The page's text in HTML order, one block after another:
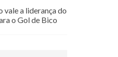
vale a liderança do
o Gol de Bico